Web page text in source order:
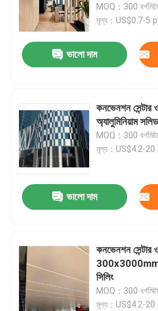
একটি বার্তা
আমরা শীঘ্রই আপনাকে
সিলিং অ্যাক্সেস প্যানেল
LED সিলিং লাইট
MOQ：300
মূল্য：US$0.7-5
ভালো দাম
কনভেনশন সেন্টার
অ্যালুমিনিয়াম
MOQ：300
মূল্য：US$4.2-
ভালো দাম
কনভেনশন সেন্টার
300x3000mm
সিলিং
MOQ：300
মূল্য：US$4.2-